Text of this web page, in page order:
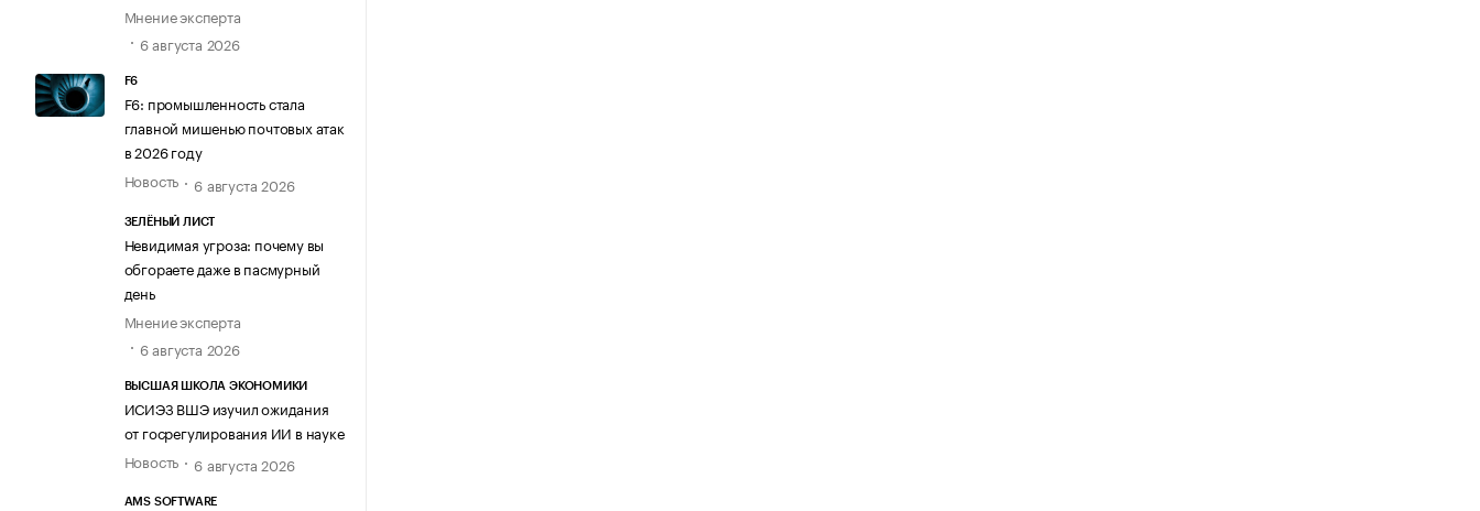
Мнение эксперта
6 августа 2026
F6
F6: промышленность стала
главной мишенью почтовых атак
в 2026 году
Новость
6 августа 2026
ЗЕЛЁНЫЙ ЛИСТ
Невидимая угроза: почему вы
обгораете даже в пасмурный
день
Мнение эксперта
6 августа 2026
ВЫСШАЯ ШКОЛА ЭКОНОМИКИ
ИСИЭЗ ВШЭ изучил ожидания
от госрегулирования ИИ в науке
Новость
6 августа 2026
AMS SOFTWARE